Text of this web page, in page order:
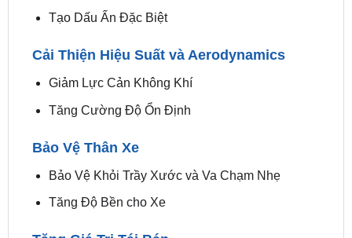
Cải Thiện Hiệu Suất và Aerodynamics
Bảo Vệ Thân Xe
Tăng Giá Trị Tái Bán